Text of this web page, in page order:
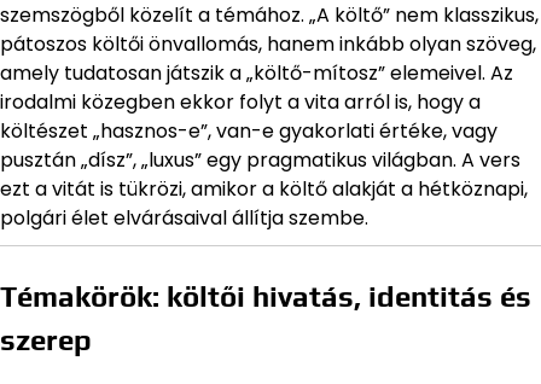
szemszögből közelít a témához. „A költő” nem klasszikus,
pátoszos költői önvallomás, hanem inkább olyan szöveg,
amely tudatosan játszik a „költő-mítosz” elemeivel. Az
irodalmi közegben ekkor folyt a vita arról is, hogy a
költészet „hasznos-e”, van-e gyakorlati értéke, vagy
pusztán „dísz”, „luxus” egy pragmatikus világban. A vers
ezt a vitát is tükrözi, amikor a költő alakját a hétköznapi,
polgári élet elvárásaival állítja szembe.
Témakörök: költői hivatás, identitás és
szerep